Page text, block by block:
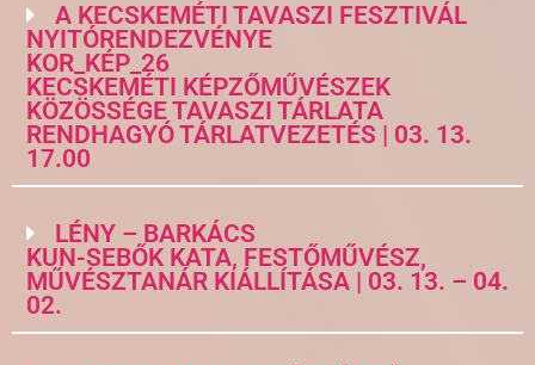
A KECSKEMÉTI TAVASZI FESZTIVÁL
NYITÓRENDEZVÉNYE
KOR_KÉP_26
KECSKEMÉTI KÉPZŐMŰVÉSZEK
KÖZÖSSÉGE TAVASZI TÁRLATA
RENDHAGYÓ TÁRLATVEZETÉS | 03. 13.
17.00
LÉNY – BARKÁCS
KUN-SEBŐK KATA, FESTŐMŰVÉSZ,
MŰVÉSZTANÁR KIÁLLÍTÁSA | 03. 13. – 04.
02.